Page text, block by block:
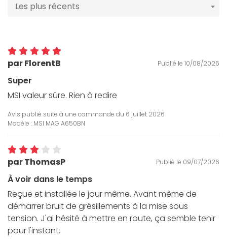
Les plus récents
par FlorentB Publié le 10/08/2026
Super
MSI valeur sûre. Rien à redire
Avis publié suite à une commande du 6 juillet 2026
Modèle : MSI MAG A650BN
par ThomasP Publié le 09/07/2026
À voir dans le temps
Reçue et installée le jour même. Avant même de
démarrer bruit de grésillements à la mise sous
tension. J'ai hésité à mettre en route, ça semble tenir
pour l'instant.